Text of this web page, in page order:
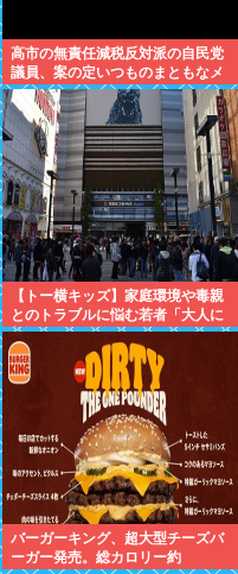
高市の無責任減税反対派の自民党
議員、案の定いつものまともなメ
ンツだったwww
【トー横キッズ】家庭環境や毒親
とのトラブルに悩む若者「大人に
相談しても具体的に何もしてくれ
ない」EXIT兼近「搾取しようとす
る大人をどう除外するか」
バーガーキング、超大型チーズバ
ーガー発売。総カロリー約